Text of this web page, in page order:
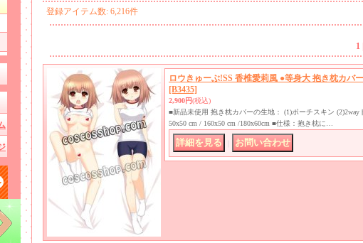
登録アイテム数: 6,216件
1
ロウきゅーぶ!SS 香椎愛莉風 ●等身大 抱き枕カバー
[B3435]
2,900円(税込)
■新品未使用 抱き枕カバーの生地： (1)ポーチスキン
50x50 cm / 160x50 cm /180x60cm ■仕様：抱き枕に…